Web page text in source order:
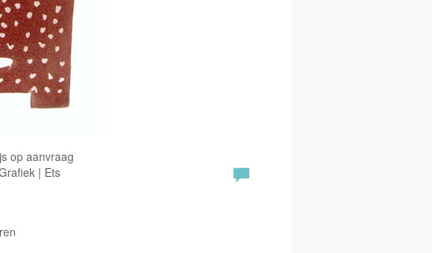
op aanvraag
| Ets